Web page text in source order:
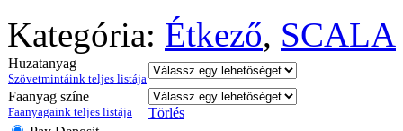
Kategória: Étkező, SCALA
Huzatanyag
Szövetmintáink teljes listája
Faanyag színe
Faanyagaink teljes listája
Törlés